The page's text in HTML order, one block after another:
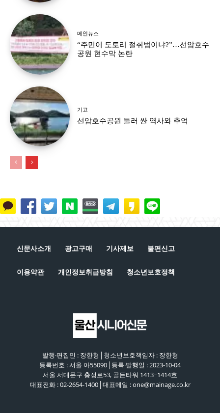
메인뉴스
“주민이 도토리 절취범이냐?”…선암호수
공원 현수막 논란
기고
선암호수공원 둘러 싼 역사와 추억
신문사소개 광고구매 기사제보 불편신고
이용약관 개인정보취급방침 청소년보호정책
발행·편집인 : 장한형│청소년보호책임자 : 장한형
등록번호 : 서울 아55090│등록·발행일 : 2023-10-04
서울 서대문구 충정로53, 골든타워 1413~1414호
대표전화 : 02-2654-1400│대표메일 : one@mainage.co.kr